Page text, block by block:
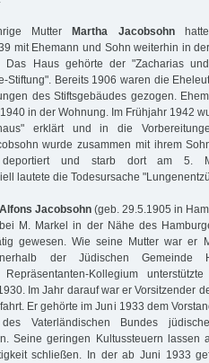
MutterMartha Jacobsohnhatte
mit Ehemann und Sohn weiterhin in
Das Haus gehörte der "Zacharias
Stiftung". Bereits 1906 waren die
des Stiftsgebäudes gezogen.
in der Wohnung. Im Frühjahr 1942
erklärt und in die
wurde zusammen mit ihrem
deportiert und starb dort am 5.
lautete die Todesursache
Alfons Jacobsohn (geb. 29.5.1905 in
M. Markel in der Nähe des
gewesen. Wie seine Mutter war er
der Jüdischen Gemeinde
Kollegium
Im Jahr darauf war er Vorsitzender
Er gehörte im Juni 1933 dem
des Vaterländischen Bundes
Seine geringen Kultussteuern lassen
schließen. In der ab Juni 1933